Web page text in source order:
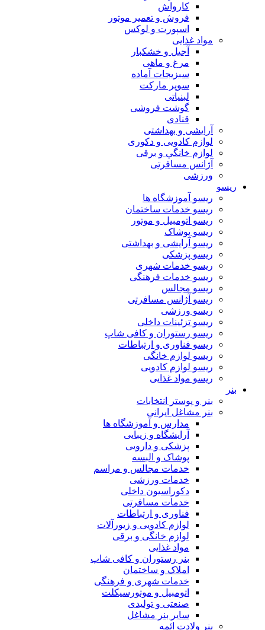
کارواش
فروش و تعمیر موتور
اسپورت و لوکس
مواد غذایی
آجیل و خشکبار
مرغ و ماهی
سبزیجات آماده
سوپر مارکت
لبنیاتی
گوشت فروشی
قنادی
آرایشی و بهداشتی
لوازم کادویی و دکوری
لوازم خانگي و برقی
آژانس مسافرتی
ورزشی
ریسو
ریسو آموزشگاه ها
ریسو خدمات ساختمان
ریسو اتومبیل و موتور
ریسو پوشاک
ریسو آرایشی و بهداشتی
ریسو پزشکی
ریسو خدمات شهری
ریسو خدمات فرهنگی
ریسو مجالس
ریسو آژانس مسافرتی
ریسو ورزشی
ریسو تزئینات داخلی
ریسو رستوران و کافی شاپ
ریسو فناوری و ارتباطات
ریسو لوازم خانگی
ریسو لوازم کادویی
ریسو مواد غذایی
بنر
بنر و پوستر انتخابات
بنر مشاغل ایرانی
مدارس و آموزشگاه ها
آرایشگاه و زیبایی
پزشکی و دارویی
پوشاک و البسه
خدمات مجالس و مراسم
خدمات ورزشی
دکوراسیون داخلی
خدمات مسافرتی
فناوری و ارتباطات
لوازم کادویی و زیورآلات
لوازم خانگی و برقی
مواد غذایی
بنر رستوران و کافی شاپ
املاک و ساختمان
خدمات شهری و فرهنگی
اتومبیل و موتورسیکلت
صنعتی و تولیدی
سایر بنر مشاغل
بنر ولادت ائمه